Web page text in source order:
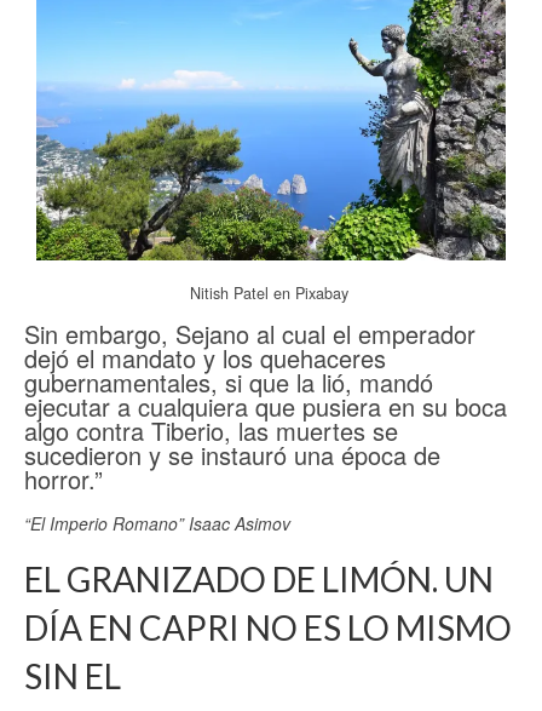
Nitish Patel en Pixabay
Sin embargo, Sejano al cual el emperador
dejó el mandato y los quehaceres
gubernamentales, si que la lió, mandó
ejecutar a cualquiera que pusiera en su boca
algo contra Tiberio, las muertes se
sucedieron y se instauró una época de
horror.”
“El Imperio Romano” Isaac Asimov
EL GRANIZADO DE LIMÓN. UN
DÍA EN CAPRI NO ES LO MISMO
SIN EL